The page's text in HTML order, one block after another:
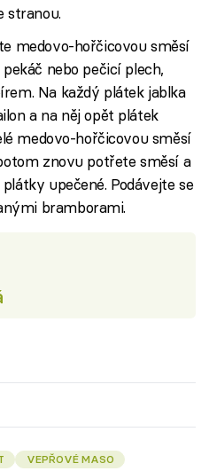
stranou.
medovo-hořčicovou směsí
nebo pečicí plech,
Na každý plátek jablka
a na něj opět plátek
medovo-hořčicovou směsí
znovu potřete směsí a
upečené. Podávejte se
bramborami.
VEPŘOVÉ MASO